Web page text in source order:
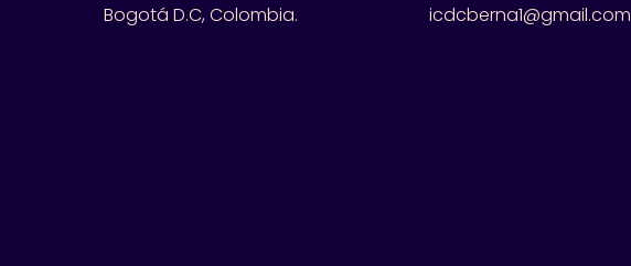
Bogotá D.C, Colombia. icdcberna1@gmail.com